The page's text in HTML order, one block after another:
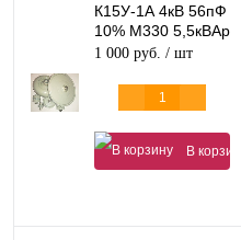
К15У-1А 4кВ 56пФ
10% М330 5,5кВАр
1 000 руб. / шт
В корзину